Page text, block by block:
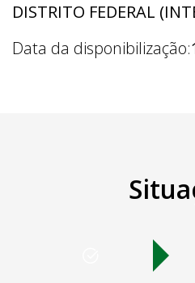
DISTRITO FEDERAL
Data da disponibilização: